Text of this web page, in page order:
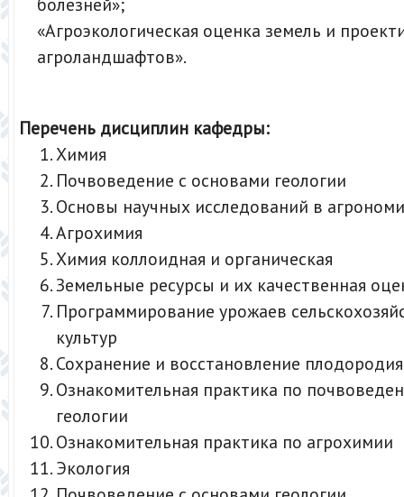
«Агроэкологическая оценка земель и
агроландшафтов».
Перечень дисциплин кафедры:
Химия
Почвоведение с основами геологии
Основы научных исследований в
Агрохимия
Химия коллоидная и органическая
Земельные ресурсы и их качественная
Программирование урожаев
культур
Сохранение и восстановление
Ознакомительная практика по
геологии
Ознакомительная практика по агрохимии
Экология